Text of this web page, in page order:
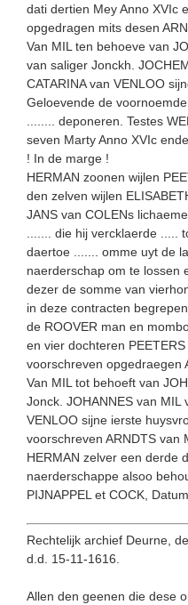
dati der­tien Mey Anno XVIc
opgedragen mits desen
Van MIL ten behoeve van
van saliger Jonckh.
CATARINA van VENLOO
Geloevende de
........ deponeren. Testes
seven Marty Anno XVIc
! In de marge !
HERMAN zoonen wijlen
den zelven wijlen
JANS van COLENs
....... die hij vercklaerde .....
daertoe ....... omme uyt de
naerderschap om te lossen
dezer de somme van
in deze contracten
de ROOVER man en
en vier dochteren
voorschreven opgedraegen
Van MIL tot behoeft van
Jonck. JOHANNES van MIL
VENLOO sijne ierste
voorschreven ARNDTS van
HERMAN zelver een derde
naerderschappe alsoo
PIJNAPPEL et COCK,
Rechtelijk archief Deurne,
d.d. 15-11-1616.
Allen den geenen die dese